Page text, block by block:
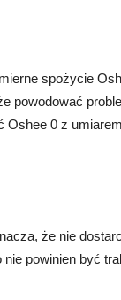
spożycie
powodować
0 z
że nie
nie powinien być